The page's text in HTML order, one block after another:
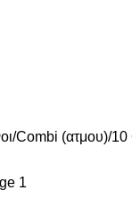
Combi (ατμου) 10